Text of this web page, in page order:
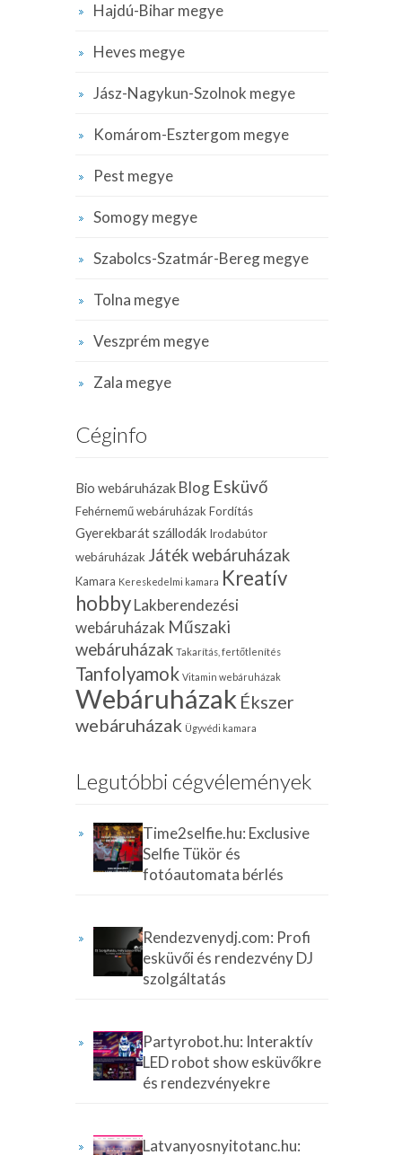
Hajdú-Bihar megye
Heves megye
Jász-Nagykun-Szolnok megye
Komárom-Esztergom megye
Pest megye
Somogy megye
Szabolcs-Szatmár-Bereg megye
Tolna megye
Veszprém megye
Zala megye
Céginfo
Bio webáruházak Blog Esküvő
Fehérnemű webáruházak Fordítás
Gyerekbarát szállodák Irodabútor
webáruházak Játék webáruházak
Kamara Kereskedelmi kamara Kreatív
hobbyLakberendezési
webáruházak Műszaki
webáruházak Takarítás, fertőtlenítés
Tanfolyamok Vitamin webáruházak
Webáruházak Ékszer
webáruházak Ügyvédi kamara
Legutóbbi cégvélemények
Time2selfie.hu: Exclusive
Selfie Tükör és
fotóautomata bérlés
Rendezvenydj.com: Profi
esküvői és rendezvény DJ
szolgáltatás
Partyrobot.hu: Interaktív
LED robot show esküvőkre
és rendezvényekre
Latvanyosnyitotanc.hu: